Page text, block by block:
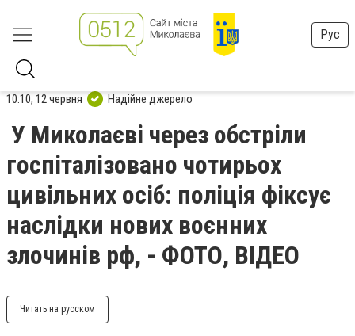
Рус
10:10, 12 червня Надійне джерело
У Миколаєві через обстріли
госпіталізовано чотирьох
цивільних осіб: поліція фіксує
наслідки нових воєнних
злочинів рф, - ФОТО, ВІДЕО
Читать на русском